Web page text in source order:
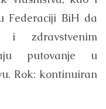
Federaciji BiH da
i zdravstvenim
putovanje u
Rok: kontinuiran